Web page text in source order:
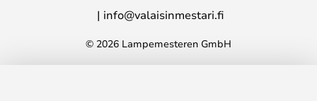
info@valaisinmestari.fi
© 2026 Lampemesteren GmbH